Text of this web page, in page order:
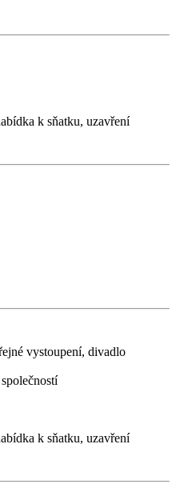
k sňatku, uzavření
vystoupení, divadlo
k sňatku, uzavření